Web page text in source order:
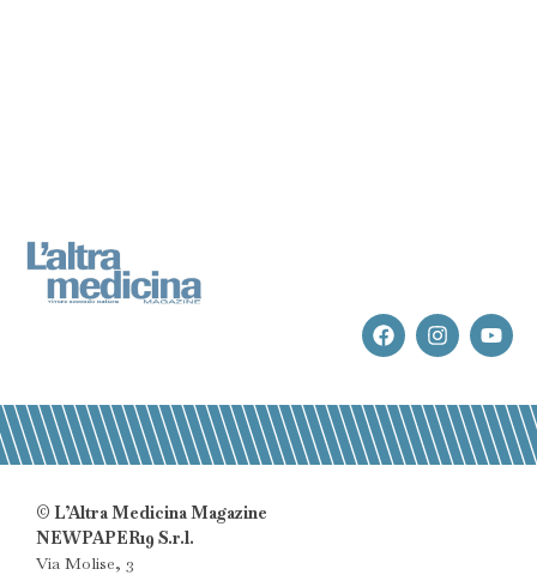
© L’Altra Medicina Magazine
NEWPAPER19 S.r.l.
Via Molise, 3